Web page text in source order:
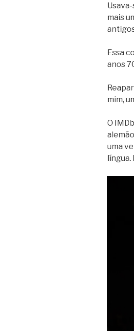
mais
Essa
anos
mim,
O
uma
língua.